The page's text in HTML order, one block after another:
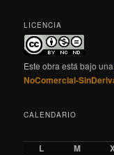
LICENCIA
Este obra está bajo una
NoComercial-
CALENDARIO
L M